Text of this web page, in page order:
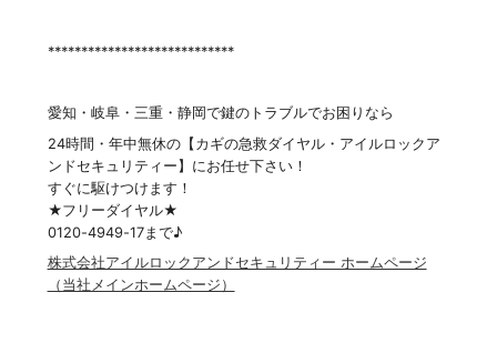
****************************
愛知・岐阜・三重・静岡で鍵のトラブルでお困りなら
24時間・年中無休の【カギの急救ダイヤル・アイルロックア
ンドセキュリティー】にお任せ下さい！
すぐに駆けつけます！
★フリーダイヤル★
0120-4949-17まで♪
株式会社アイルロックアンドセキュリティー ホームページ
（当社メインホームページ）